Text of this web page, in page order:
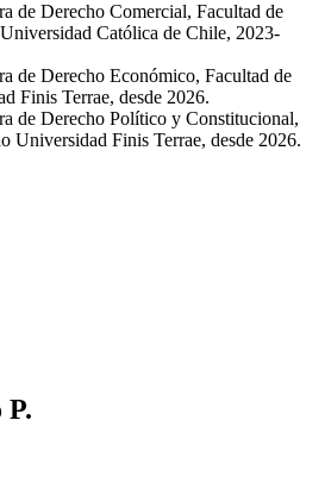
de Derecho Comercial, Facultad de
Católica de Chile, 2023-
de Derecho Económico, Facultad de
Finis Terrae, desde 2026.
de Derecho Político y Constitucional,
Universidad Finis Terrae, desde 2026.